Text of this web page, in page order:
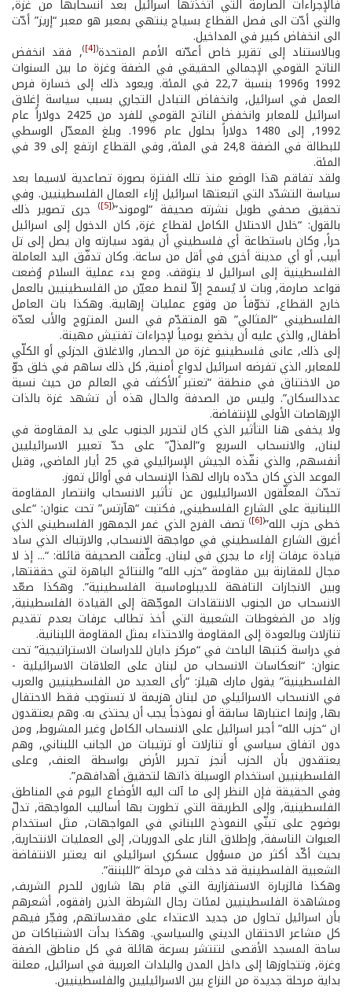
فالإجراءات الصارمة التي اتخذتها اسرائيل بعد انسحابها من غزة,
والتي أدّت الى فصل القطاع بسياج ينتهي بمعبر هو معبر “إريز” أدّت
الى انخفاض كبير في المداخيل.
وبالاستناد إلى تقرير خاص أعدّته الأمم المتحدة(
[4]
), فقد انخفض
الناتج القومي الإجمالي الحقيقي في الضفة وغزة ما بين السنوات
1992 و1996 بنسبة 22,7 في المئة. ويعود ذلك إلى خسارة فرص
العمل في اسرائيل, وانخفاض التبادل التجاري بسبب سياسة إغلاق
اسرائيل للمعابر وانخفض الناتج القومي للفرد من 2425 دولاراً عام
1992, إلى 1480 دولاراً بحلول عام 1996. وبلغ المعدّل الوسطي
للبطالة في الضفة 24,8 في المئة, وفي القطاع ارتفع إلى 39 في
المئة.
ولقد تفاقم هذا الوضع منذ تلك الفترة بصورة تصاعدية لاسيما بعد
سياسة التشدّد التي اتبعتها اسرائيل إزاء العمال الفلسطينيين. وفي
تحقيق صحفي طويل نشرته صحيفة “لوموند”(
[5]
) جرى تصوير ذلك
بالقول: “خلال الاحتلال الكامل لقطاع غزة, كان الدخول إلى اسرائيل
حراً, وكان باستطاعة أي فلسطيني أن يقود سيارته وان يصل إلى تل
أبيب, أو أي مدينة أخرى في أقل من ساعة. وكان تدفّق اليد العاملة
الفلسطينية إلى اسرائيل لا يتوقف. ومع بدء عملية السلام وُضعت
قواعد صارمة, وبات لا يُسمح إلاّ لنمط معيّن من الفلسطينيين بالعمل
خارج القطاع, تخوّفاً من وقوع عمليات إرهابية. وهكذا بات العامل
الفلسطيني “المثالي” هو المتقدّم في السن المتزوج والأب لعدّة
أطفال, والذي عليه أن يخضع يومياً لإجراءات تفتيش مهينة.
إلى ذلك, عانى فلسطينيو غزة من الحصار, والاغلاق الجزئي أو الكلّي
للمعابر, الذي تفرضه اسرائيل لدواعٍ أمنية, كل ذلك ساهم في خلق جوّ
من الاختناق في منطقة “تعتبر الأكثف في العالم من حيث نسبة
عددالسكان”. وليس من الصدفة والحال هذه أن تشهد غزة بالذات
الإرهاصات الأولى للإنتفاضة.
ولا يخفى هنا التأثير الذي كان لتحرير الجنوب على يد المقاومة في
لبنان, والانسحاب السريع و”المذلّ” على حدّ تعبير الاسرائيليين
أنفسهم, والذي نفّذه الجيش الإسرائيلي في 25 أيار الماضي, وقبل
الموعد الذي كان حدّده باراك لهذا الإنسحاب في أوائل تموز.
تحدّث المعلّقون الاسرائيليون عن تأثير الانسحاب وانتصار المقاومة
اللبنانية على الشارع الفلسطيني, فكتبت “هآرتس” تحت عنوان: “على
خطى حزب الله”(
[6]
)تصف الفرح الذي غمر الجمهور الفلسطيني الذي
أغرق الشارع الفلسطيني في مواجهة الانسحاب, والارتباك الذي ساد
قيادة عرفات إزاء ما يجري في لبنان. وعلّقت الصحيفة قائلة: “... إذ لا
مجال للمقارنة بين مقاومة “حزب الله” والنتائج الباهرة لتي حققتها,
وبين الانجازات التافهة للديبلوماسية الفلسطينية”. وهكذا صعّد
الانسحاب من الجنوب الانتقادات الموجّهة إلى القيادة الفلسطينية,
وزاد من الضغوطات الشعبية التي أخذ تطالب عرفات بعدم تقديم
تنازلات وبالعودة إلى المقاومة والاحتذاء بمثل المقاومة اللبنانية.
في دراسة كتبها الباحث في “مركز دايان للدراسات الاستراتيجية” تحت
عنوان: “انعكاسات الانسحاب من لبنان على العلاقات الاسرائيلية ­
الفلسطينية” يقول مارك هيلز: “رأى العديد من الفلسطينيين والعرب
في الانسحاب الاسرائيلي من لبنان هزيمة لا تستوجب فقط الاحتفال
بها, وإنما اعتبارها سابقة أو نموذجاً يجب أن يحتذى به. وهم يعتقدون
ان “حزب الله” أجبر اسرائيل على الانسحاب الكامل وغير المشروط, ومن
دون اتفاق سياسي أو تنازلات أو ترتيبات من الجانب اللبناني, وهم
يعتقدون بأن الحزب أنجز تحرير الأرض بواسطة العنف, وعلى
الفلسطينيين استخدام الوسيلة ذاتها لتحقيق أهدافهم”.
وفي الحقيقة فإن النظر إلى ما آلت اليه الأوضاع اليوم في المناطق
الفلسطينية, وإلى الطريقة التي تطورت بها أساليب المواجهة, تدلّ
بوضوح على تبنّي النموذج اللبناني في المواجهات, مثل استخدام
العبوات الناسفة, وإطلاق النار على الدوريات, إلى العمليات الانتحارية,
بحيث أكّد أكثر من مسؤول عسكري اسرائيلي انه يعتبر الانتفاضة
الشعبية الفلسطينية قد دخلت في مرحلة “اللبننة”.
وهكذا فالزيارة الاستفزازية التي قام بها شارون للحرم الشريف,
ومشاهدة الفلسطينيين لمئات رجال الشرطة الذين رافقوه, أشعرهم
بأن اسرائيل تحاول من جديد الاعتداء على مقدساتهم, وفجّر فيهم
كل مشاعر الاحتقان الديني والسياسي. وهكذا بدأت الاشتباكات من
ساحة المسجد الأقصى لتنتشر بسرعة هائلة في كل مناطق الضفة
وغزة, وتتجاوزها إلى داخل المدن والبلدات العربية في اسرائيل, معلنة
بداية مرحلة جديدة من النزاع بين الاسرائيليين والفلسطينيين.